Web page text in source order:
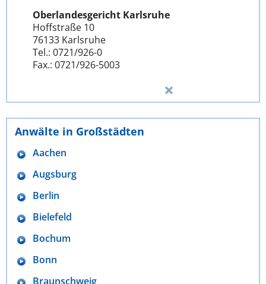
Oberlandesgericht Karlsruhe
Hoffstraße 10
76133 Karlsruhe
Tel.: 0721/926-0
Fax.: 0721/926-5003
Anwälte in Großstädten
Aachen
Augsburg
Berlin
Bielefeld
Bochum
Bonn
Braunschweig